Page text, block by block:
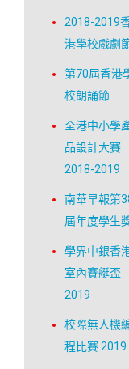
2018-2019
港學校戲劇
第70屆香港
校朗誦節
全港中小學
品設計大賽
2018-2019
南華早報第
屆年度學生
學界中銀香
室內賽艇盃
2019
校際無人機
程比賽 2019